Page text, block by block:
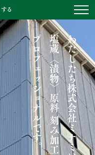
る
わたしたち株式会社ミナミは、
塩蔵〈漬物〉原料 刻み加工の
プロフェッショナルです。